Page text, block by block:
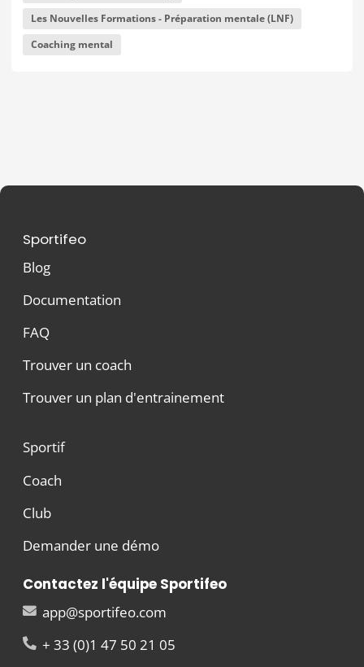
Les Nouvelles Formations - Préparation mentale (LNF)
Coaching mental
Sportifeo
Blog
Documentation
FAQ
Trouver un coach
Trouver un plan d'entrainement
Sportif
Coach
Club
Demander une démo
Contactez l'équipe Sportifeo
app@sportifeo.com
+ 33 (0)1 47 50 21 05